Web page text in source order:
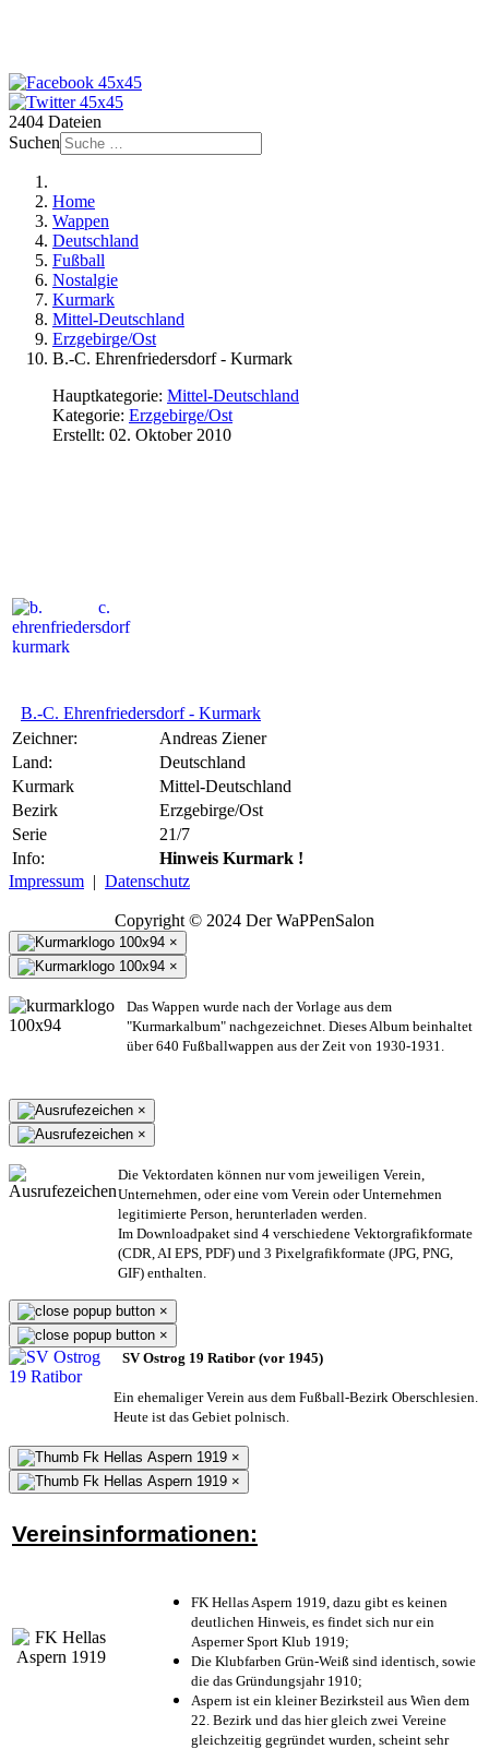
2404 Dateien
Suchen
Home
Wappen
Deutschland
Fußball
Nostalgie
Kurmark
Mittel-Deutschland
Erzgebirge/Ost
B.-C. Ehrenfriedersdorf - Kurmark
Hauptkategorie: Mittel-Deutschland
Kategorie: Erzgebirge/Ost
Erstellt: 02. Oktober 2010
B.-C. Ehrenfriedersdorf - Kurmark
Zeichner:
Andreas Ziener
Land:
Deutschland
Kurmark
Mittel-Deutschland
Bezirk
Erzgebirge/Ost
Serie
21/7
Info:
Hinweis Kurmark !
Impressum | Datenschutz
Copyright © 2024 Der WaPPenSalon
×
×
Das Wappen wurde nach der Vorlage aus dem
"Kurmarkalbum" nachgezeichnet. Dieses Album beinhaltet
über 640 Fußballwappen aus der Zeit von 1930-1931.
×
×
Die Vektordaten können nur vom jeweiligen Verein,
Unternehmen, oder eine vom Verein oder Unternehmen
legitimierte Person, herunterladen werden.
Im Downloadpaket sind 4 verschiedene Vektorgrafikformate
(CDR, AI EPS, PDF) und 3 Pixelgrafikformate (JPG, PNG,
GIF) enthalten.
×
×
SV Ostrog 19 Ratibor (vor 1945)
Ein ehemaliger Verein aus dem Fußball-Bezirk Oberschlesien.
Heute ist das Gebiet polnisch.
×
×
Vereinsinformationen:
FK Hellas Aspern 1919, dazu gibt es keinen
deutlichen Hinweis, es findet sich nur ein
Asperner Sport Klub 1919;
Die Klubfarben Grün-Weiß sind identisch, sowie
die das Gründungsjahr 1910;
Aspern ist ein kleiner Bezirksteil aus Wien dem
22. Bezirk und das hier gleich zwei Vereine
gleichzeitig gegründet wurden, scheint sehr